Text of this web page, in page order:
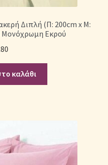
Διπλή (Π: 200cm x Μ:
Μονόχρωμη Εκρού
καλάθι